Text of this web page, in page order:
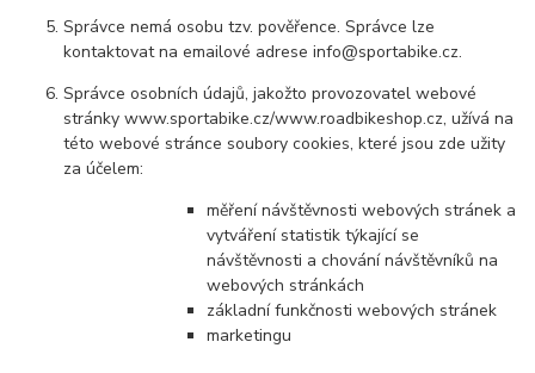
Správce nemá osobu tzv. pověřence. Správce lze
kontaktovat na emailové adrese info@sportabike.cz.
Správce osobních údajů, jakožto provozovatel webové
stránky www.sportabike.cz/www.roadbikeshop.cz, užívá na
této webové stránce soubory cookies, které jsou zde užity
za účelem:
měření návštěvnosti webových stránek a
vytváření statistik týkající se
návštěvnosti a chování návštěvníků na
webových stránkách
základní funkčnosti webových stránek
marketingu